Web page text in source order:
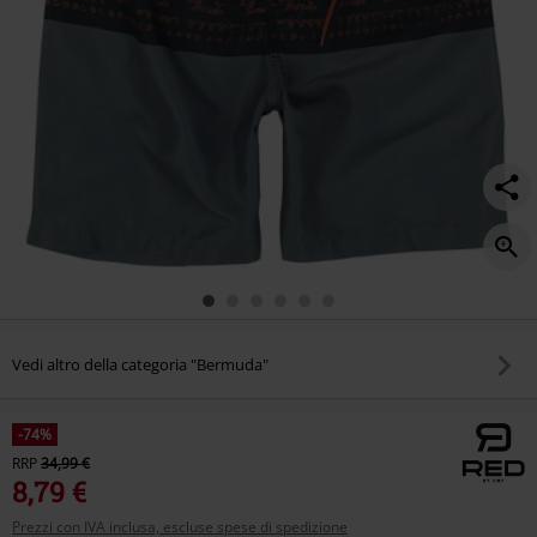
Vedi altro della categoria "Bermuda"
-74%
RRP34,99 €
8,79 €
Prezzi con IVA inclusa, escluse spese di spedizione